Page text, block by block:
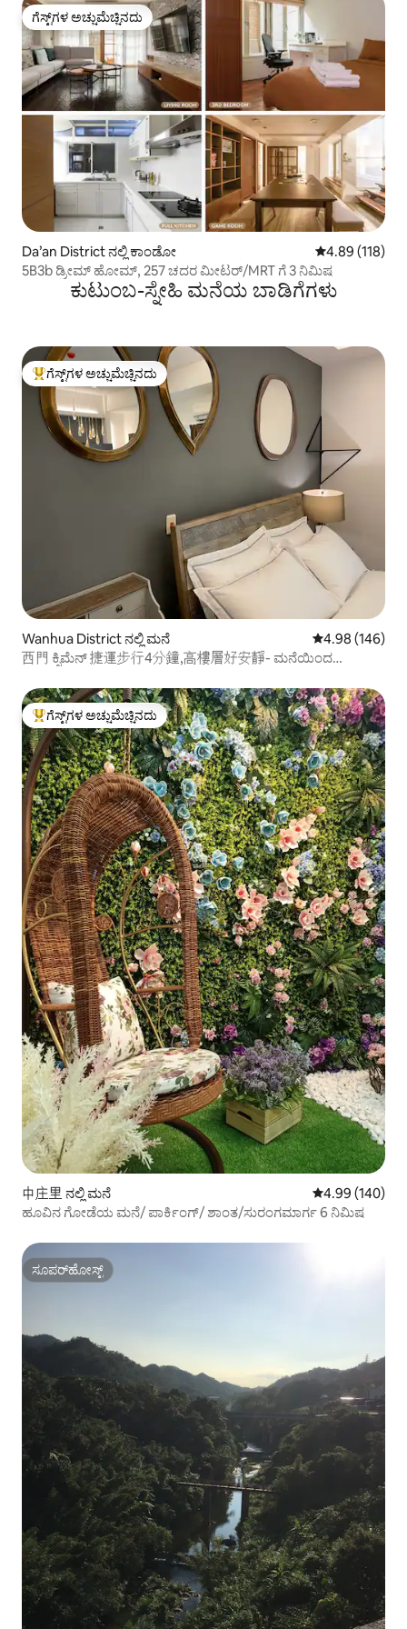
ಗೆಸ್ಟ್‌ಗಳ ಅಚ್ಚುಮೆಚ್ಚಿನದು
ಗೆಸ್ಟ್‌ಗಳ ಅಚ್ಚುಮೆಚ್ಚಿನದು
Da’an District ನಲ್ಲಿ ಕಾಂಡೋ 5 ರಲ್ಲಿ 4.89
4.89 (118)
5B3b ಡ್ರೀಮ್ ಹೋಮ್, 257 ಚದರ ಮೀಟರ್/MRT ಗೆ 3 ನಿಮಿಷ
ಕುಟುಂಬ-ಸ್ನೇಹಿ ಮನೆಯ ಬಾಡಿಗೆಗಳು
ಗೆಸ್ಟ್‌ಗಳಿಗೆ ಅತಿ ಹೆಚ್ಚು ಅಚ್ಚುಮೆಚ್ಚಿನದು
ಗೆಸ್ಟ್‌ಗಳ ಅಚ್ಚುಮೆಚ್ಚಿನದು
Wanhua District ನಲ್ಲಿ ಮನೆ 5 ರಲ್ಲಿ 4.98
4.98 (146)
西門 ಕ್ಸಿಮೆನ್ 捷運步行4分鐘,高樓層好安靜- ಮನೆಯಿಂದ
ಗೆಸ್ಟ್‌ಗಳಿಗೆ ಅತಿ ಹೆಚ್ಚು ಅಚ್ಚುಮೆಚ್ಚಿನದು
ಗೆಸ್ಟ್‌ಗಳ ಅಚ್ಚುಮೆಚ್ಚಿನದು
中庄里 ನಲ್ಲಿ ಮನೆ 5 ರಲ್ಲಿ 4.99
4.99 (140)
ಹೂವಿನ ಗೋಡೆಯ ಮನೆ/ ಪಾರ್ಕಿಂಗ್/ ಶಾಂತ/ಸುರಂಗಮಾರ್ಗ 6 ನಿಮಿಷ
ಸೂಪರ್‌ಹೋಸ್ಟ್
ಸೂಪರ್‌ಹೋಸ್ಟ್